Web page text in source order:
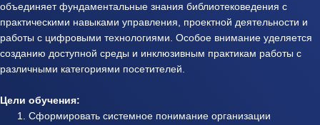
объединяет фундаментальные знания библиотековедения с
практическими навыками управления, проектной деятельности и
работы с цифровыми технологиями. Особое внимание уделяется
созданию доступной среды и инклюзивным практикам работы с
различными категориями посетителей.
Цели обучения:
Сформировать системное понимание организации